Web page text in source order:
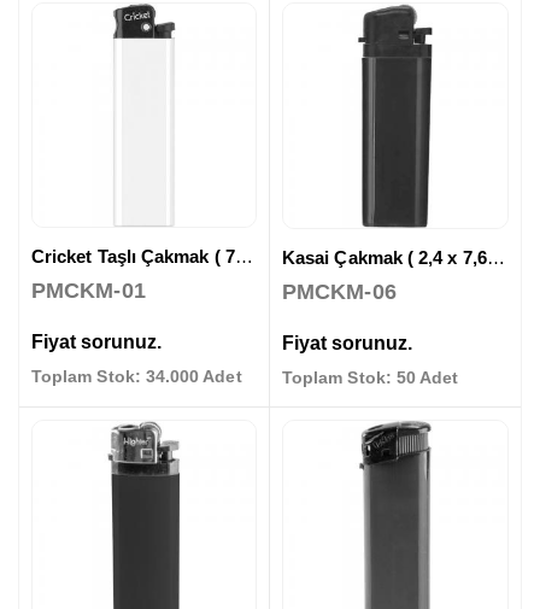
Cricket Taşlı Çakmak ( 7,8 x 2,1 cm )
PMCKM-01
Fiyat sorunuz.
Toplam Stok: 34.000 Adet
Kasai Çakmak ( 2,4 x 7,6 cm )
PMCKM-06
Fiyat sorunuz.
Toplam Stok: 50 Adet